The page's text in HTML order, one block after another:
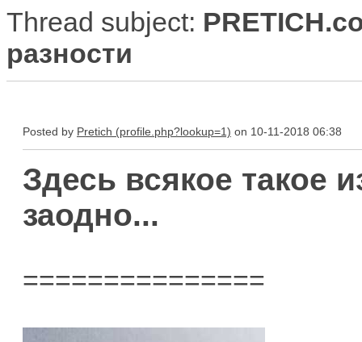
Thread subject:
разности
Posted by Pretich on 10-11-2018 06:38
Здесь всякое такое
заодно...
===============